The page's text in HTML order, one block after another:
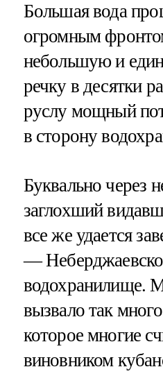
Большая вода
огромным
небольшую и
речку в десятки
руслу мощный
в сторону
Буквально через
заглохший
все же удается
—
водохранилище.
вызвало так
которое многие
виновником